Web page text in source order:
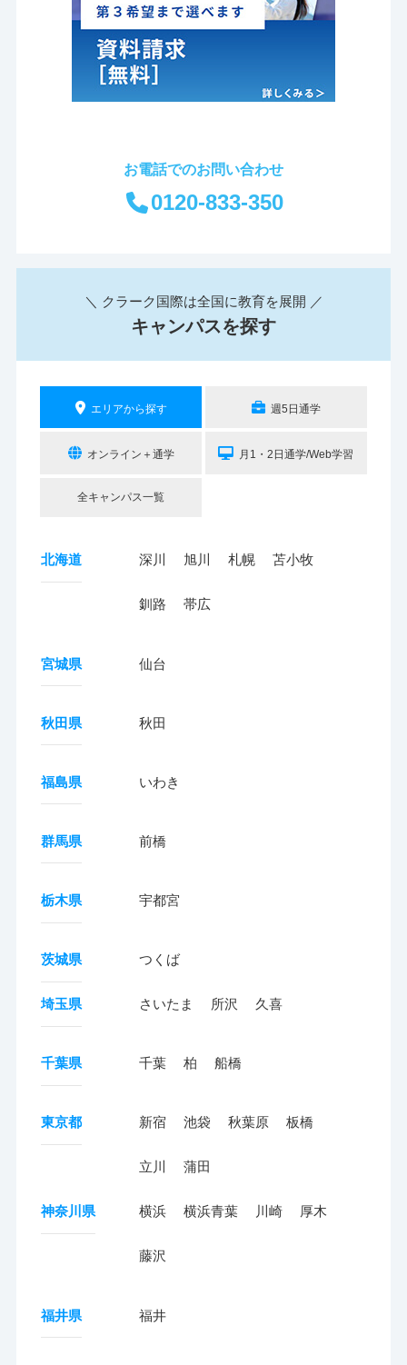
お電話でのお問い合わせ
0120-833-350
＼ クラーク国際は全国に教育を展開 ／
キャンパスを探す
エリアから探す 週5日通学
オンライン＋通学 月1・2日通学/Web学習
全キャンパス一覧
北海道 深川 旭川 札幌 苫小牧
釧路 帯広
宮城県 仙台
秋田県 秋田
福島県 いわき
群馬県 前橋
栃木県 宇都宮
茨城県 つくば
埼玉県 さいたま 所沢 久喜
千葉県 千葉 柏 船橋
東京都 新宿 池袋 秋葉原 板橋
立川 蒲田
神奈川県 横浜 横浜青葉 川崎 厚木
藤沢
福井県 福井